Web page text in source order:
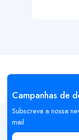
Campanhas de
Subscreva a nossa
mail